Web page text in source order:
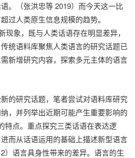
。（张洪忠等 2019）而今天这一比
过人类原生信息规模的趋势。
现象，既与人类话语存在明显差异，
统语料库聚焦人类语言的研究话题已
新增研究内容，探索多元主体的语言
的研究话题，笔者尝试对语料库研究
，并列举出近期可能产生重要影响的
特点。重点探究三类话语在表达逻
而从话语运用的基础上描述新型语言
）语言具身性带来的差异。语言的生